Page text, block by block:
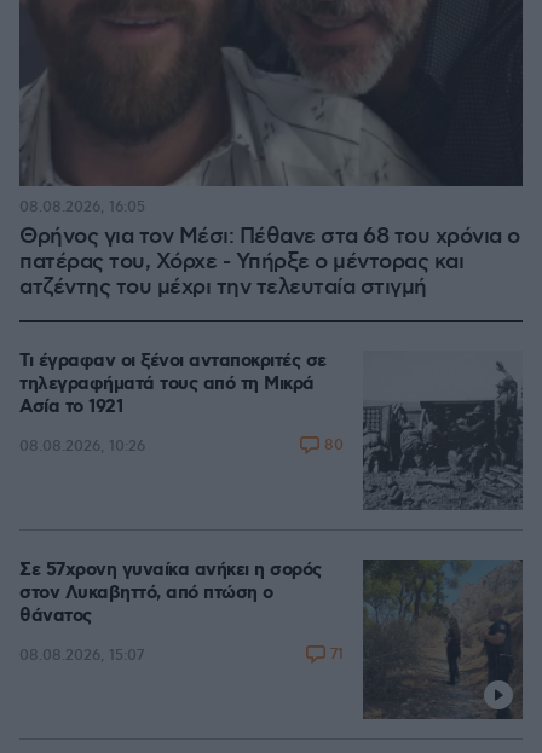
Θρήνος για τον Μέσι: Πέθανε στα 68 του χρόνια ο
πατέρας του, Χόρχε - Υπήρξε ο μέντορας και
ατζέντης του μέχρι την τελευταία στιγμή
08.08.2026, 16:05
Τι έγραφαν οι ξένοι ανταποκριτές σε
τηλεγραφήματά τους από τη Μικρά
Ασία το 1921
08.08.2026, 10:26 80
Σε 57χρονη γυναίκα ανήκει η σορός
στον Λυκαβηττό, από πτώση ο
θάνατος
08.08.2026, 15:07 71